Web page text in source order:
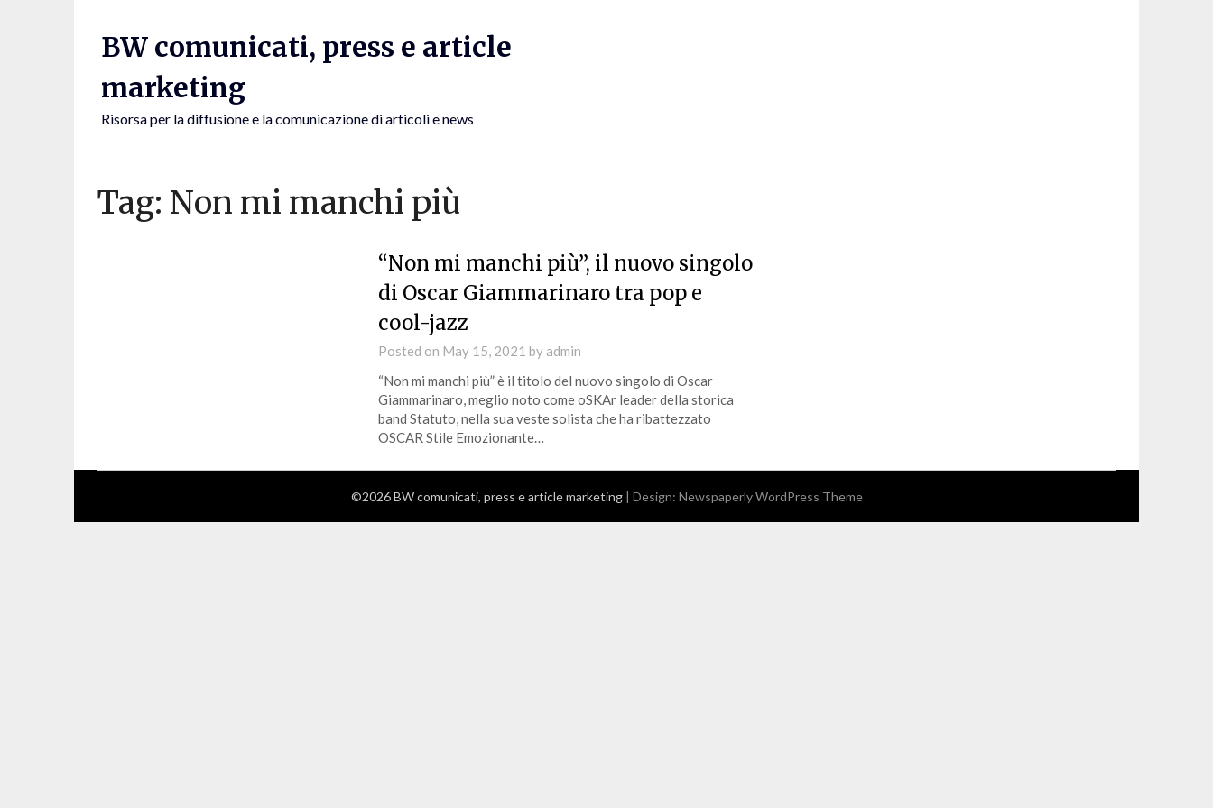
BW comunicati, press e article
marketing
Risorsa per la diffusione e la comunicazione di articoli e news
Tag: Non mi manchi più
“Non mi manchi più”, il nuovo singolo
di Oscar Giammarinaro tra pop e
cool-jazz
Posted on May 15, 2021 by admin
“Non mi manchi più” è il titolo del nuovo singolo di Oscar
Giammarinaro, meglio noto come oSKAr leader della storica
band Statuto, nella sua veste solista che ha ribattezzato
OSCAR Stile Emozionante…
©2026 BW comunicati, press e article marketing | Design: Newspaperly WordPress Theme